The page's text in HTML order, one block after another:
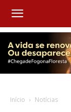
Início Notícias